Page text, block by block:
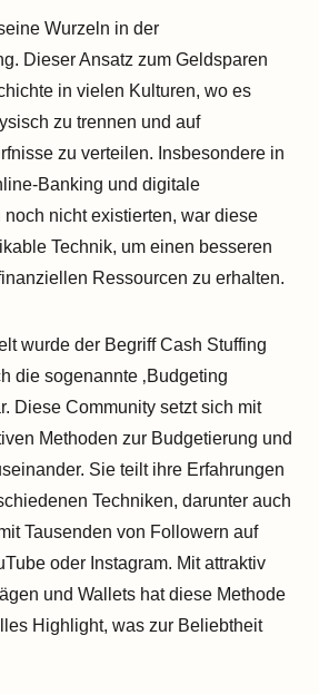
Wurzeln in der
Dieser Ansatz zum Geldsparen
in vielen Kulturen, wo es
zu trennen und auf
zu verteilen. Insbesondere in
Banking und digitale
nicht existierten, war diese
Technik, um einen besseren
Ressourcen zu erhalten.
wurde der Begriff Cash Stuffing
die sogenannte ‚Budgeting
Diese Community setzt sich mit
Methoden zur Budgetierung und
Sie teilt ihre Erfahrungen
Techniken, darunter auch
Tausenden von Followern auf
oder Instagram. Mit attraktiv
und Wallets hat diese Methode
Highlight, was zur Beliebtheit